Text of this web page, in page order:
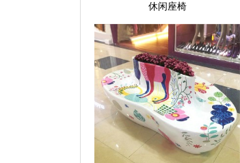
休闲座椅